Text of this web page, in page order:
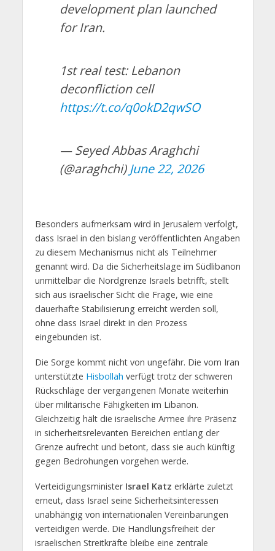
development plan launched
for Iran.
1st real test: Lebanon
deconfliction cell
https://t.co/q0okD2qwSO
— Seyed Abbas Araghchi
(@araghchi) June 22, 2026
Besonders aufmerksam wird in Jerusalem verfolgt,
dass Israel in den bislang veröffentlichten Angaben
zu diesem Mechanismus nicht als Teilnehmer
genannt wird. Da die Sicherheitslage im Südlibanon
unmittelbar die Nordgrenze Israels betrifft, stellt
sich aus israelischer Sicht die Frage, wie eine
dauerhafte Stabilisierung erreicht werden soll,
ohne dass Israel direkt in den Prozess
eingebunden ist.
Die Sorge kommt nicht von ungefähr. Die vom Iran
unterstützte Hisbollah verfügt trotz der schweren
Rückschläge der vergangenen Monate weiterhin
über militärische Fähigkeiten im Libanon.
Gleichzeitig hält die israelische Armee ihre Präsenz
in sicherheitsrelevanten Bereichen entlang der
Grenze aufrecht und betont, dass sie auch künftig
gegen Bedrohungen vorgehen werde.
Verteidigungsminister Israel Katz erklärte zuletzt
erneut, dass Israel seine Sicherheitsinteressen
unabhängig von internationalen Vereinbarungen
verteidigen werde. Die Handlungsfreiheit der
israelischen Streitkräfte bleibe eine zentrale